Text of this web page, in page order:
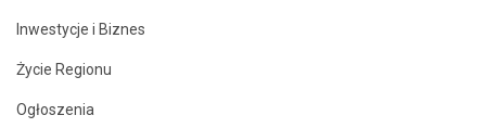
Inwestycje i Biznes
Życie Regionu
Ogłoszenia